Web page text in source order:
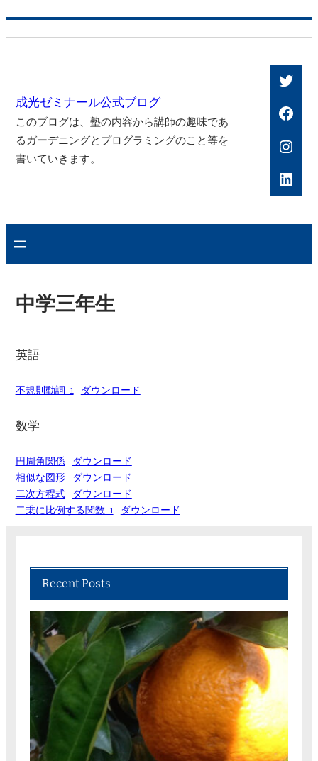
キ成光ゼミナール公式ブログ
このブログは、塾の内容から講師の趣味であ
るガーデニングとプログラミングのこと等を
書いていきます。
中学三年生
英語
不規則動詞-1 ダウンロード
数学
円周角関係
ダウンロード
相似な図形
ダウンロード
二次方程式
ダウンロード
二乗に比例する関数-1
ダウンロード
Recent Posts